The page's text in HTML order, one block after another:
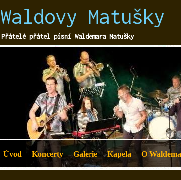
Úvod Koncerty Galerie Kapela O
Waldovy Matušky
Přátelé přátel písní Waldemara Matušky
1 2